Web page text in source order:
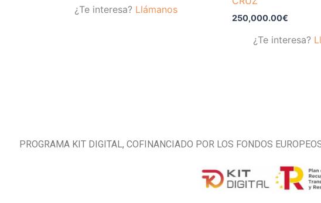
¿Te interesa? Llámanos
250,000.00€
¿Te interesa?
PROGRAMA KIT DIGITAL, COFINANCIADO POR LOS FONDOS